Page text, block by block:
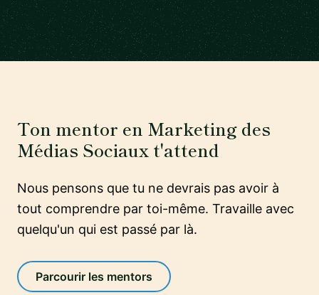
Ton mentor en Marketing des
Médias Sociaux t'attend
Nous pensons que tu ne devrais pas avoir à
tout comprendre par toi-même. Travaille avec
quelqu'un qui est passé par là.
Parcourir les mentors